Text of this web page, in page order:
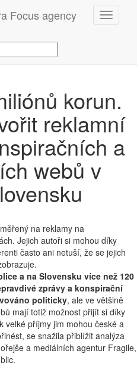
korun.
reklamní
a
webů v
na reklamy na
Jejich autoři si mohou díky
často ani netuší, že se jejich
a na Slovensku více než 120
zprávy a konspirační
politicky, ale ve většině
mají totiž možnost přijít si díky
velké příjmy jim mohou české a
se snažila přiblížit analýza
a mediálních agentur Fragile,